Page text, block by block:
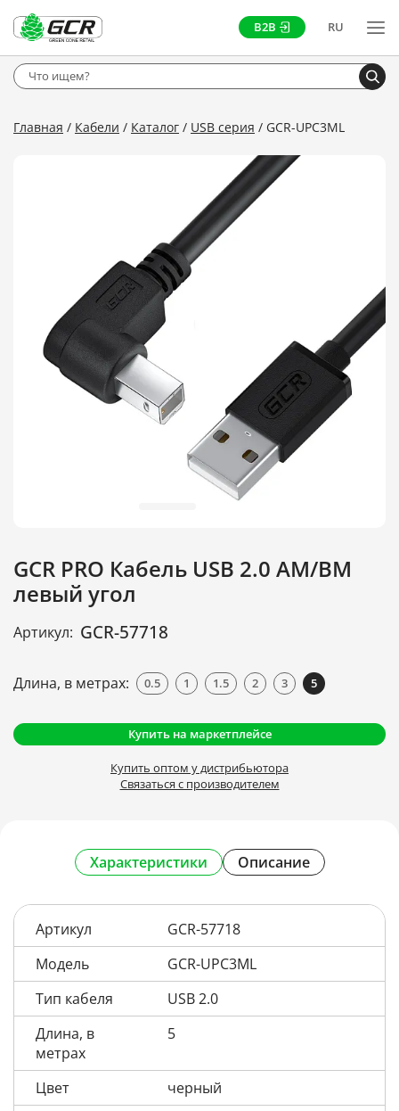
B2B RU
Главная Кабели Каталог USB серия GCR-UPC3ML
GCR PRO Кабель USB 2.0 AM/BM
левый угол
Артикул: GCR-57718
Длина, в метрах: 0.5 1 1.5 2 3 5
Купить на маркетплейсе
Купить оптом у дистрибьютора
Связаться с производителем
Характеристики Описание
Артикул
GCR-57718
Модель
GCR-UPC3ML
Тип кабеля
USB 2.0
Длина, в
метрах
5
Цвет
черный